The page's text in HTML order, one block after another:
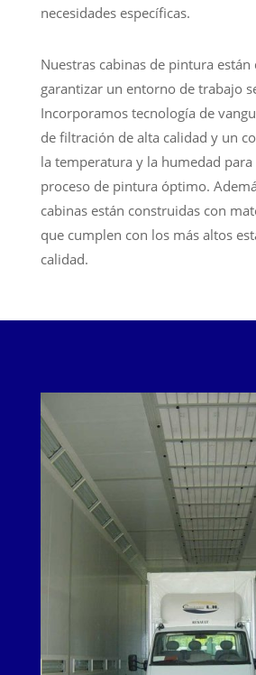
necesidades específicas.
Nuestras cabinas de pintura están
garantizar un entorno de trabajo
Incorporamos tecnología de
de filtración de alta calidad y un
la temperatura y la humedad
proceso de pintura óptimo.
cabinas están construidas con
que cumplen con los más altos
calidad.